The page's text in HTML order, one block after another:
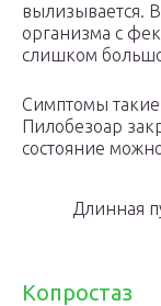
вылизывается.
организма с
слишком
Симптомы
Пилобезоар
состояние
Длинная
Копростаз